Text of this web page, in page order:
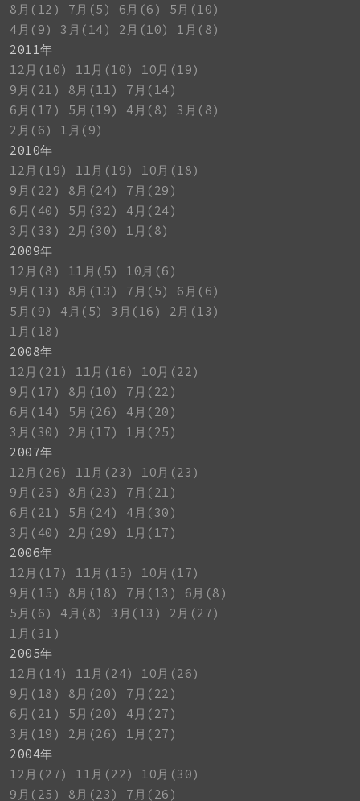
8月(12)
7月(5) 6月(6)
5月(10)
4月(9)
3月(14) 2月(10)
1月(8)
2011年
12月(10)
11月(10)
10月(19)
9月(21)
8月(11)
7月(14)
6月(17)
5月(19) 4月(8)
3月(8)
2月(6)
1月(9)
2010年
12月(19)
11月(19)
10月(18)
9月(22)
8月(24)
7月(29)
6月(40)
5月(32)
4月(24)
3月(33)
2月(30)
1月(8)
2009年
12月(8)
11月(5)
10月(6)
9月(13)
8月(13) 7月(5)
6月(6)
5月(9)
4月(5) 3月(16)
2月(13)
1月(18)
2008年
12月(21)
11月(16)
10月(22)
9月(17)
8月(10)
7月(22)
6月(14)
5月(26)
4月(20)
3月(30)
2月(17)
1月(25)
2007年
12月(26)
11月(23)
10月(23)
9月(25)
8月(23)
7月(21)
6月(21)
5月(24)
4月(30)
3月(40)
2月(29)
1月(17)
2006年
12月(17)
11月(15)
10月(17)
9月(15)
8月(18) 7月(13)
6月(8)
5月(6)
4月(8) 3月(13)
2月(27)
1月(31)
2005年
12月(14)
11月(24)
10月(26)
9月(18)
8月(20)
7月(22)
6月(21)
5月(20)
4月(27)
3月(19)
2月(26)
1月(27)
2004年
12月(27)
11月(22)
10月(30)
9月(25)
8月(23) 7月(26)